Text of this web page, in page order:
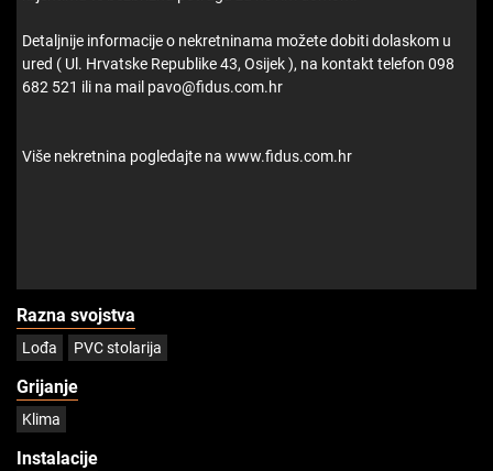
Detaljnije informacije o nekretninama možete dobiti dolaskom u
ured ( Ul. Hrvatske Republike 43, Osijek ), na kontakt telefon 098
682 521 ili na mail pavo@fidus.com.hr
Više nekretnina pogledajte na www.fidus.com.hr
Razna svojstva
Lođa PVC stolarija
Grijanje
Klima
Instalacije